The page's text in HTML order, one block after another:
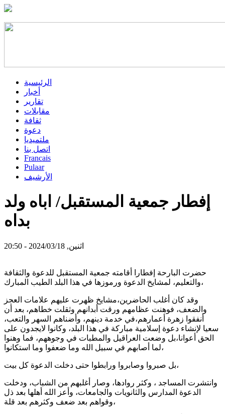
الرئيسية
أخبار
تقارير
مقابلات
ثقافة
دعوة
ملتميديا
اتصل بنا
Francais
Pulaar
الأرشيف
إفطار جمعية المستقبل/ اباه ولد
بداه
اثنين, 2024/03/18 - 20:50
حضرت البارحة إفطارا أقامته جمعية المستقبل للدعوة والثقافة
والتعليم، لمشايخ الدعوة ورموزها في هذا البلد الطيب المبارك،
وقد كان أغلب الحاضرين،مشايخ ظهرت عليهم علامات العجز
والضعف، فوهنت عظامهم ورقت أبدانهم وثقلت خطاهم، بعد أن
أنفقوا زهرة أعمارهم،في خدمة دينهم، وأضناهم السهر والتعب،
سعيا لإنشاء دعوة إسلامية مباركة في هذا البلد، وكانوا لايجدون على
الحق أعوانا،بل وضعت العراقيل والمطبات في وجوههم، فما وهنوا
لما أصابهم في سبيل الله وما ضعفوا وما استكانوا،
بل صبروا وصابروا ورابطوا حتى دخلت الدعوة كل بيت،
وانتشرت المساجد ، وكثر روادها، وصار أغلبهم من الشباب، ودخلت
الدعوة المدارس والثانويات والجامعات، وأعز الله أهلها بعد ذل
وقواهم بعد ضعف وكثرهم بعد قلة،